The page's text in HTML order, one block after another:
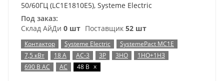
50/60ГЦ (LC1E1810E5), Systeme Electric
Под заказ:
Склад АйДи 0 шт Поставщик 52 шт
Контактор Systeme Electric
SystemePact MC1E
7,5 кВт
18 А AC-3 3P 3НО
1НО+1НЗ
690 В AC
AC 48 В x